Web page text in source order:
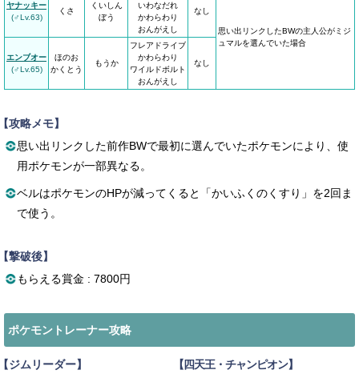
ヤナッキー
(♂Lv.63)
くさ
くいしん
ぼう
いわなだれ
かわらわり
おんがえし
なし
思い出リンクしたBWの主人公がミジ
ュマルを選んでいた場合
エンブオー
(♂Lv.65)
ほのお
かくとう
もうか
フレアドライブ
かわらわり
ワイルドボルト
おんがえし
なし
攻略メモ】
思い出リンクした前作BWで最初に選んでいたポケモンにより、使
用ポケモンが一部異なる。
ベルはポケモンのHPが減ってくると「かいふくのくすり」を2回ま
で使う。
撃破後】
もらえる賞金 : 7800円
ポケモントレーナー攻略
ジムリーダー】
【四天王・チャンピオン】